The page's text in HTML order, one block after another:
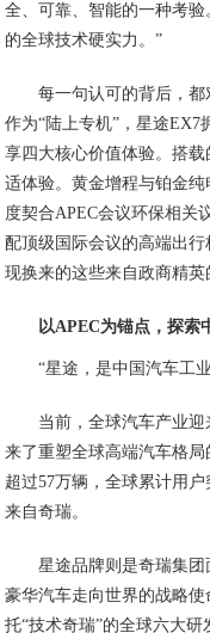
全、可靠、智能的一种考
的全球技术硬实力。”
每一句认可的背后，
作为“陆上专机”，星途
四大核心价值体验。搭载